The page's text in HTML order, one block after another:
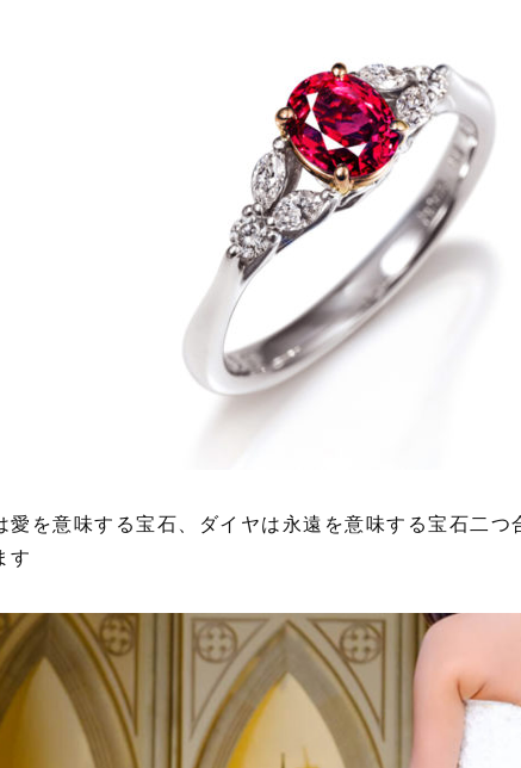
愛を意味する宝石、ダイヤは永遠を意味する宝石二つ
す